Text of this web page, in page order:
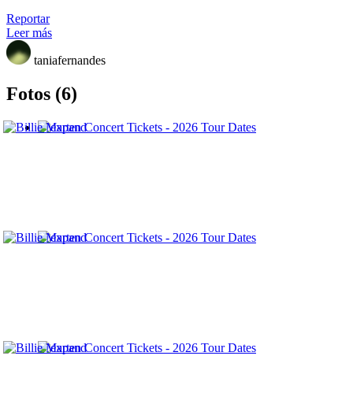
Reportar
Leer más
taniafernandes
Fotos (6)